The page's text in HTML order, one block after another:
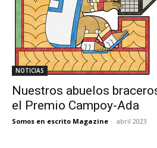
NOTICIAS
Nuestros abuelos
el Premio Campoy-Ada
Somos en escrito Magazine - abril 2023